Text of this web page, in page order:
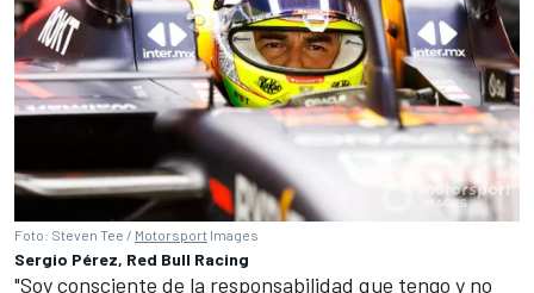
Foto: Steven Tee / Motorsport Images
Sergio Pérez, Red Bull Racing
"Soy consciente de la responsabilidad que tengo y no